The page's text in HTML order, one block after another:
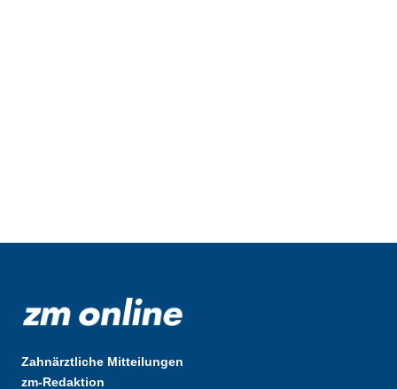
Zahnärztliche Mitteilungen
zm-Redaktion